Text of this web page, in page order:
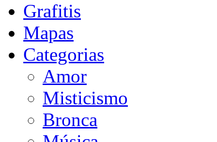
Grafitis
Mapas
Categorias
Amor
Misticismo
Bronca